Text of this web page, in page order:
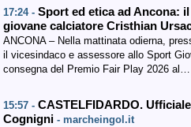
17:24 - Sport ed etica ad Ancona:
giovane calciatore Cristhian
ANCONA – Nella mattinata odierna,
il vicesindaco e assessore allo Sport
consegna del Premio Fair Play 2026 al…
15:57 - CASTELFIDARDO.
Cognigni - marcheingol.it